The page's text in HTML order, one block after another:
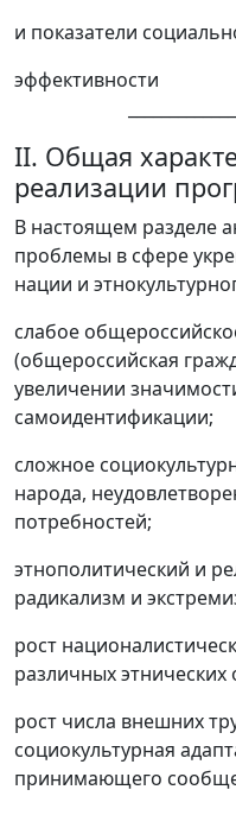
и показатели
эффективности
II. Общая
реализации
В настоящем разделе
проблемы в сфере
нации и
слабое
(общероссийская
увеличении
самоидентификации;
сложное
народа,
потребностей;
этнополитический и
радикализм и
рост
различных
рост числа внешних
социокультурная
принимающего